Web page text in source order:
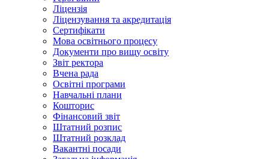
Ліцензія
Ліцензування та акредитація
Сертифікати
Мова освітнього процесу
Документи про вищу освіту
Звіт ректора
Вчена рада
Освітні програми
Навчальні плани
Кошторис
Фінансовий звіт
Штатний розпис
Штатний розклад
Вакантні посади